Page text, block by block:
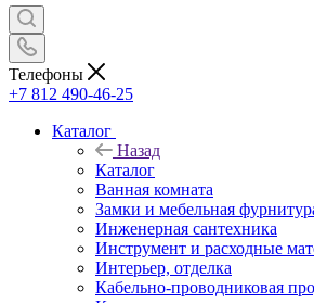
Телефоны
+7 812 490-46-25
Каталог
Назад
Каталог
Ванная комната
Замки и мебельная
Инженерная сантехника
Инструмент и расходные
Интерьер, отделка
Кабельно-проводниковая